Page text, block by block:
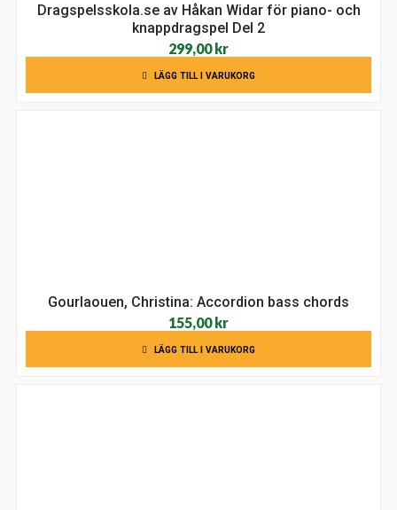
Dragspelsskola.se av Håkan Widar för piano- och
knappdragspel Del 2
299,00kr
LÄGG TILL I VARUKORG
Gourlaouen, Christina: Accordion bass chords
155,00kr
LÄGG TILL I VARUKORG